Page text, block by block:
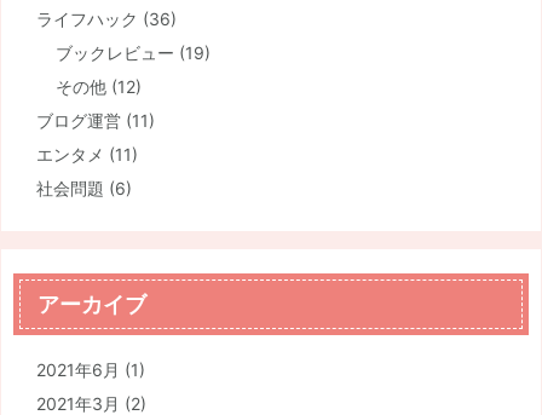
ライフハック (36)
ブックレビュー (19)
その他 (12)
ブログ運営 (11)
エンタメ (11)
社会問題 (6)
アーカイブ
2021年6月 (1)
2021年3月 (2)